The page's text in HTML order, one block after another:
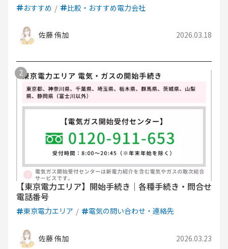
おすすめ 比較・おすすめ電力会社
佐藤 侑加 2026.03.18
【東京電力エリア】開始手続き｜各種手続き・問合せ
電話番号
東京電力エリア 電気の問い合わせ・連絡先
佐藤 侑加 2026.03.23